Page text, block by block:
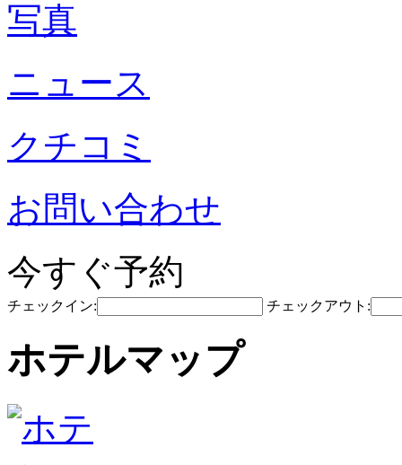
写真
ニュース
クチコミ
お問い合わせ
今すぐ予約
チェックイン: チェックアウト:
ホテルマップ